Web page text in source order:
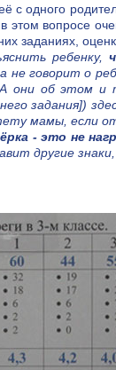
её с одного
вопросе
заданиях,
ребенку,
не говорит о
они об этом и
задания])
мамы, если
- это не
другие